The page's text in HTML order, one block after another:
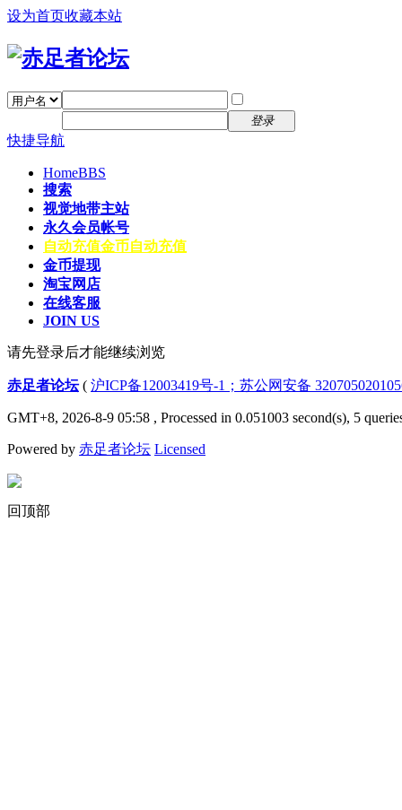
设为首页收藏本站
登录
快捷导航
HomeBBS
搜索
视觉地带主站
永久会员帐号
自动充值金币自动充值
金币提现
淘宝网店
在线客服
JOIN US
请先登录后才能继续浏览
赤足者论坛( 沪ICP备12003419号-1；苏公网安备
GMT+8, 2026-8-9 05:58 , Processed in 0.051003 second(s), 5
Powered by 赤足者论坛 Licensed
回顶部